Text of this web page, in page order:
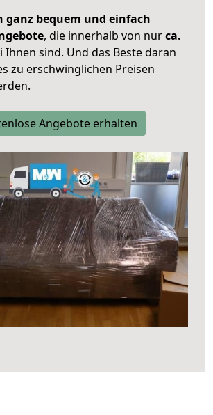
ganz bequem und einfach
, die innerhalb von nurca.
Ihnen sind. Und das Beste daran
zu erschwinglichen Preisen
Angebote erhalten